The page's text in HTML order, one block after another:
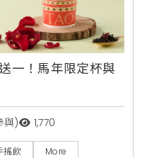
一！馬年限定杯與
與) 1,770
搖飲 More